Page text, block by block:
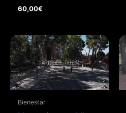
60,00€
Bienestar